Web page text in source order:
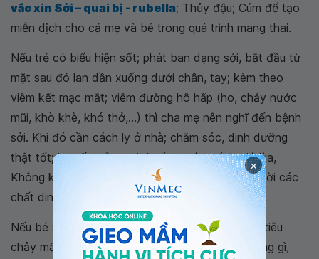
vắc xin Sởi – quai bị - rubella; Thủy đậu; Cúm để tạo
miễn dịch cho cả mẹ và bé trong quá trình mang thai.
Nếu trẻ có biểu hiện sốt; phát ban dạng sởi, bắt đầu từ
mặt sau đó lan dần xuống dưới chân, tay; kèm theo
viêm kết mạc mắt; viêm đường hô hấp (ho, chảy nước
mũi, khò khè, khó thở,...) thì cha mẹ nên nghĩ đến bệnh
sởi. Khi đó cần cách ly ở nhà; chăm sóc, dinh dưỡng
thật tốt; hạ sốt, nằm nơi thoáng mát, tránh gió lùa,
Không kiêng khem trong chế độ ăn, để bù kịp thời các
chất dinh dưỡng mất do quá trình nhiễm trùng.
Nếu bé sốt cao liên tục ≥ 39°C- 40°C, khó thở, tiêu
chảy mất nước, ho nhiều, mệt mỏi, không ăn uống gì,
×